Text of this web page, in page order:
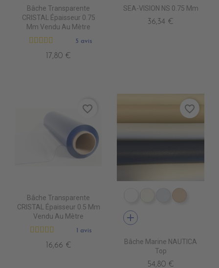
Bâche Transparente
CRISTAL Épaisseur 0.75
Mm Vendu Au Mètre
5 avis
17,80 €
SEA-VISION NS 0.75 Mm
36,34 €
Bâche Transparente
CRISTAL Épaisseur 0.5 Mm
Vendu Au Mètre
1 avis
16,66 €
favorite_border
PE4210 BLANC
PE4220 CREME
PE4240 GRIS
PE4230
add
Bâche Marine NAUTICA
Top
54,80 €
favorite_border